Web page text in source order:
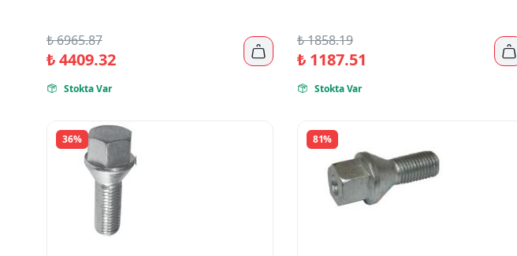
₺6965.87
₺4409.32 
 Stokta Var
₺1858.19
₺1187.51 
 Stokta Var
36% 81%